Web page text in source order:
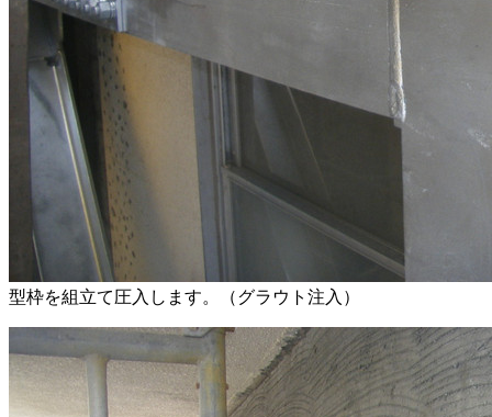
型枠を組立て圧入します。（グラウト注入）